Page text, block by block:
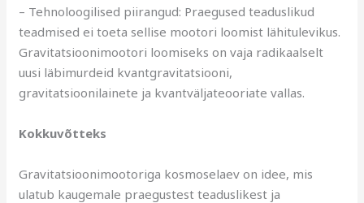
– Tehnoloogilised piirangud: Praegused teaduslikud
teadmised ei toeta sellise mootori loomist lähitulevikus.
Gravitatsioonimootori loomiseks on vaja radikaalselt
uusi läbimurdeid kvantgravitatsiooni,
gravitatsioonilainete ja kvantväljateooriate vallas.
Kokkuvõtteks
Gravitatsioonimootoriga kosmoselaev on idee, mis
ulatub kaugemale praegustest teaduslikest ja